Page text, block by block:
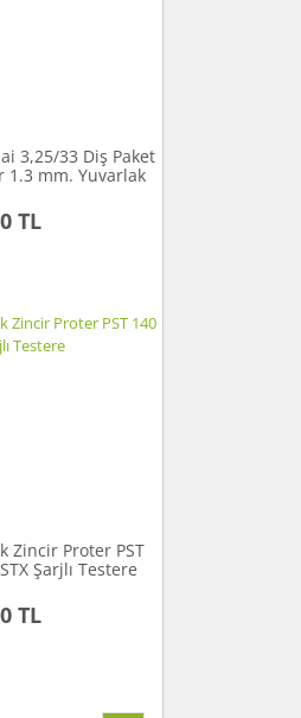
3,25/33 Diş Paket
1.3 mm. Yuvarlak
TL
Zincir Proter PST
Şarjlı Testere
TL